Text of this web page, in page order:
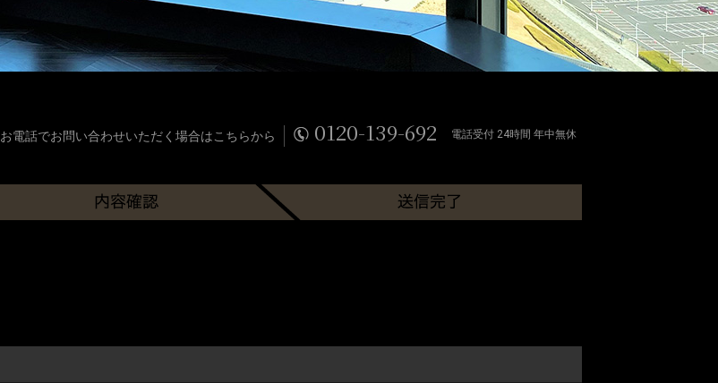
お電話でお問い合わせいただく場合はこちらから 0120-139-692 電話受付 24時間 年中無休